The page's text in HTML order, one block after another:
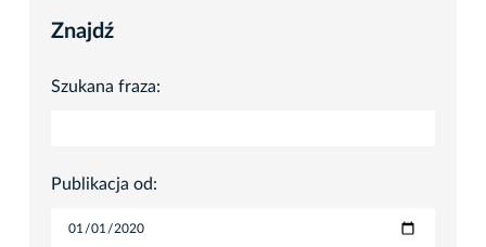
Znajdź
Szukana fraza:
Publikacja od: